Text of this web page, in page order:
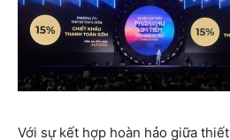
Với sự kết hợp hoàn hảo giữa